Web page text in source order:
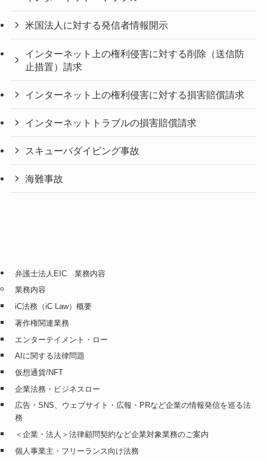
米国法人に対する発信者情報開示
インターネット上の権利侵害に対する削除（送信防
止措置）請求
インターネット上の権利侵害に対する損害賠償請求
インターネットトラブルの損害賠償請求
スキューバダイビング事故
海難事故
弁護士法人EIC 業務内容
業務内容
iC法務（iC Law）概要
著作権関連業務
エンターテイメント・ロー
AIに関する法律問題
仮想通貨/NFT
企業法務・ビジネスロー
広告・SNS、ウェブサイト・広報・PRなど企業の情報発信を巡る法
務
＜企業・法人＞法律顧問契約など企業対象業務のご案内
個人事業主・フリーランス向け法務